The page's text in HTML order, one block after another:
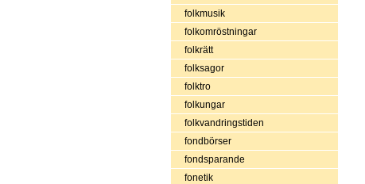
folkmusik
folkomröstningar
folkrätt
folksagor
folktro
folkungar
folkvandringstiden
fondbörser
fondsparande
fonetik